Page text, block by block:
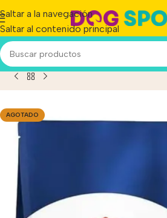
Saltar a la navegación
Saltar al contenido principal
Senior De Raza Grande Sabor
AGOTADO